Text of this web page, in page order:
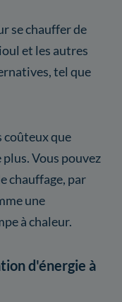
se chauffer de
et les autres
tel que
coûteux que
Vous pouvez
chauffage, par
une
à chaleur.
d'énergie à